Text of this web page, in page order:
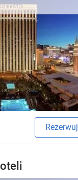
Rezerwuj